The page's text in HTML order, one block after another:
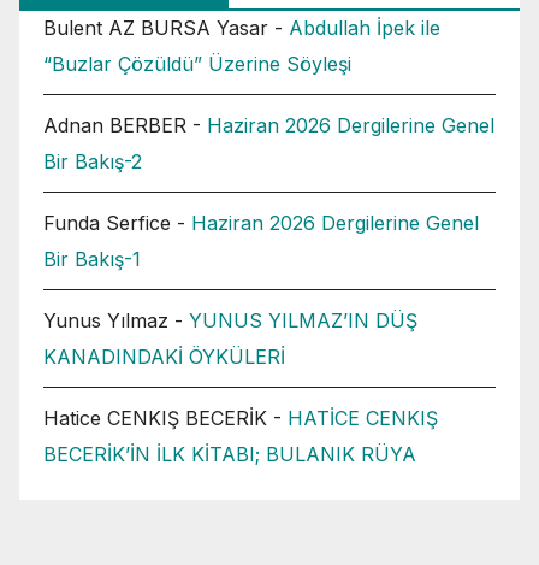
Bulent AZ BURSA Yasar - Abdullah İpek ile
“Buzlar Çözüldü” Üzerine Söyleşi
Adnan BERBER - Haziran 2026 Dergilerine Genel
Bir Bakış-2
Funda Serfice - Haziran 2026 Dergilerine Genel
Bir Bakış-1
Yunus Yılmaz - YUNUS YILMAZ’IN DÜŞ
KANADINDAKİ ÖYKÜLERİ
Hatice CENKIŞ BECERİK - HATİCE CENKIŞ
BECERİK’İN İLK KİTABI; BULANIK RÜYA